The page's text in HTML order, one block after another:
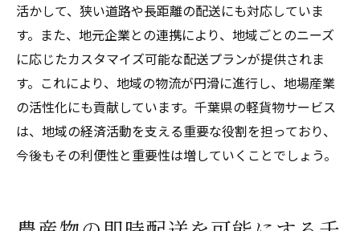
活かして、狭い道路や長距離の配送にも対応していま
す。また、地元企業との連携により、地域ごとのニーズ
に応じたカスタマイズ可能な配送プランが提供されま
す。これにより、地域の物流が円滑に進行し、地場産業
の活性化にも貢献しています。千葉県の軽貨物サービス
は、地域の経済活動を支える重要な役割を担っており、
今後もその利便性と重要性は増していくことでしょう。